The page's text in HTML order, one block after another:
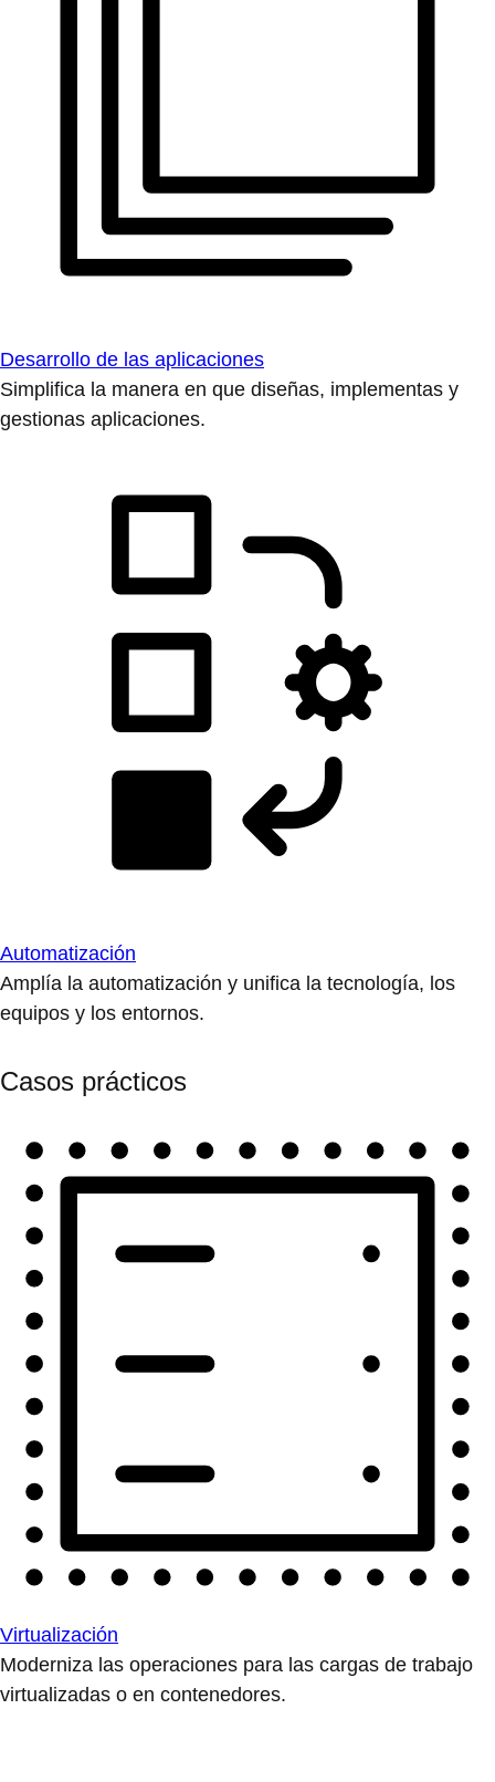
Desarrollo de las aplicaciones
Simplifica la manera en que diseñas, implementas y
gestionas aplicaciones.
Automatización
Amplía la automatización y unifica la tecnología, los
equipos y los entornos.
Casos prácticos
Virtualización
Moderniza las operaciones para las cargas de trabajo
virtualizadas o en contenedores.